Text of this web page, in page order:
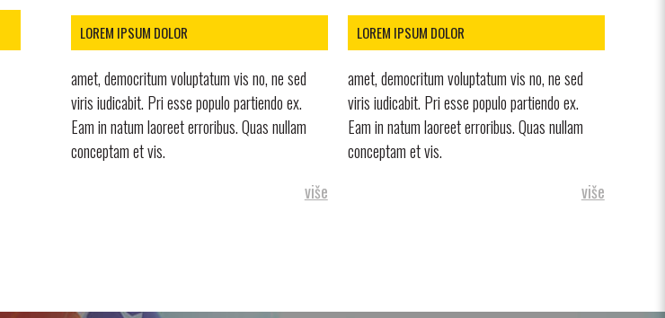
LOREM IPSUM DOLOR
amet, democritum voluptatum vis no, ne sed
viris iudicabit. Pri esse populo partiendo ex.
Eam in natum laoreet erroribus. Quas nullam
conceptam et vis.
više
LOREM IPSUM DOLOR
amet, democritum voluptatum vis no, ne sed
viris iudicabit. Pri esse populo partiendo ex.
Eam in natum laoreet erroribus. Quas nullam
conceptam et vis.
više